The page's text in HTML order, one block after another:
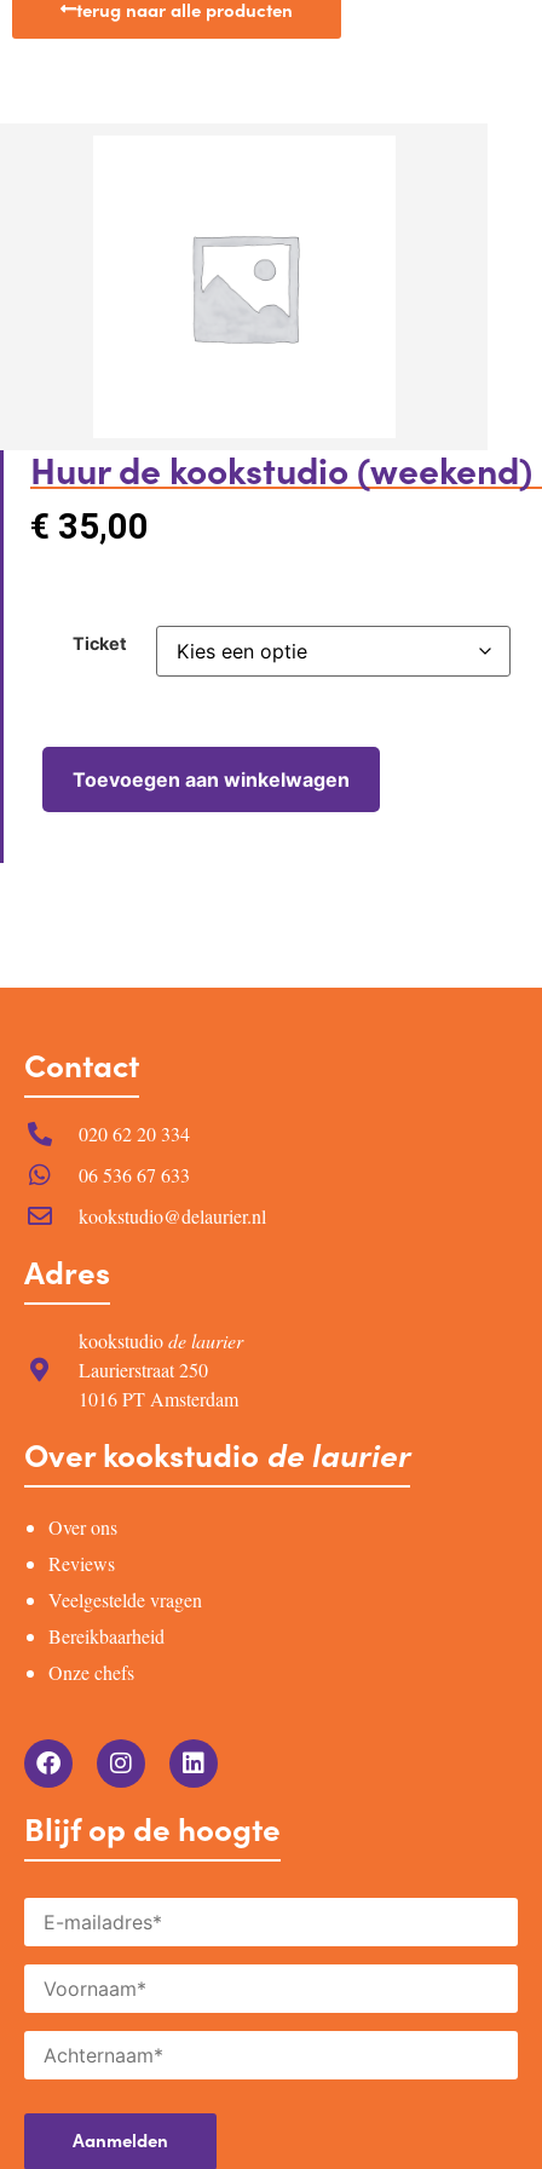
terug naar alle producten
Huur de kookstudio (weekend)
€ 35,00
Ticket
Toevoegen aan winkelwagen
Contact
020 62 20 334
06 536 67 633
kookstudio@delaurier.nl
Adres
kookstudiode laurier
Laurierstraat 250
1016 PT Amsterdam
Over kookstudio de laurier
Over ons
Reviews
Veelgestelde vragen
Bereikbaarheid
Onze chefs
Blijf op de hoogte